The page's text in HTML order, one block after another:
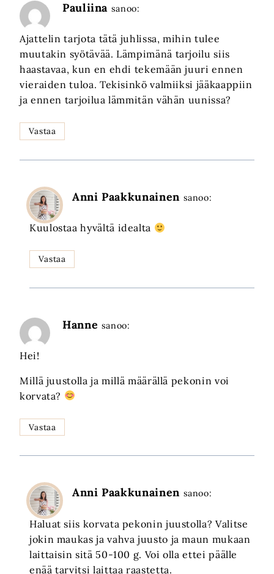
Pauliina sanoo:
Ajattelin tarjota tätä juhlissa, mihin tulee
muutakin syötävää. Lämpimänä tarjoilu siis
haastavaa, kun en ehdi tekemään juuri ennen
vieraiden tuloa. Tekisinkö valmiiksi jääkaappiin
ja ennen tarjoilua lämmitän vähän uunissa?
Vastaa
Anni Paakkunainen sanoo:
Kuulostaa hyvältä idealta
Vastaa
Hanne sanoo:
Hei!
Millä juustolla ja millä määrällä pekonin voi
korvata?
Vastaa
Anni Paakkunainen sanoo:
Haluat siis korvata pekonin juustolla? Valitse
jokin maukas ja vahva juusto ja maun mukaan
laittaisin sitä 50-100 g. Voi olla ettei päälle
enää tarvitsi laittaa raastetta.